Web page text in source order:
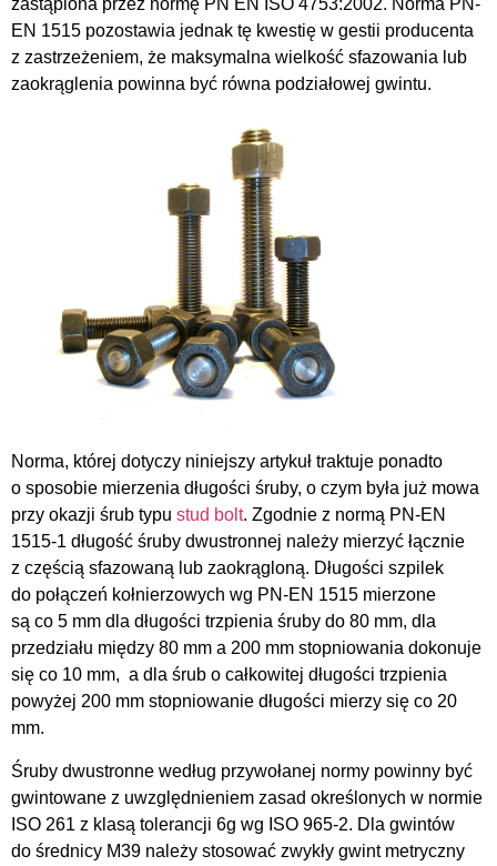
zastąpiona przez normę PN EN ISO 4753:2002. Norma PN-
EN 1515 pozostawia jednak tę kwestię w gestii producenta
z zastrzeżeniem, że maksymalna wielkość sfazowania lub
zaokrąglenia powinna być równa podziałowej gwintu.
Norma, której dotyczy niniejszy artykuł traktuje ponadto
o sposobie mierzenia długości śruby, o czym była już mowa
przy okazji śrub typu stud bolt. Zgodnie z normą PN-EN
1515-1 długość śruby dwustronnej należy mierzyć łącznie
z częścią sfazowaną lub zaokrągloną. Długości szpilek
do połączeń kołnierzowych wg PN-EN 1515 mierzone
są co 5 mm dla długości trzpienia śruby do 80 mm, dla
przedziału między 80 mm a 200 mm stopniowania dokonuje
się co 10 mm, a dla śrub o całkowitej długości trzpienia
powyżej 200 mm stopniowanie długości mierzy się co 20
mm.
Śruby dwustronne według przywołanej normy powinny być
gwintowane z uwzględnieniem zasad określonych w normie
ISO 261 z klasą tolerancji 6g wg ISO 965-2. Dla gwintów
do średnicy M39 należy stosować zwykły gwint metryczny